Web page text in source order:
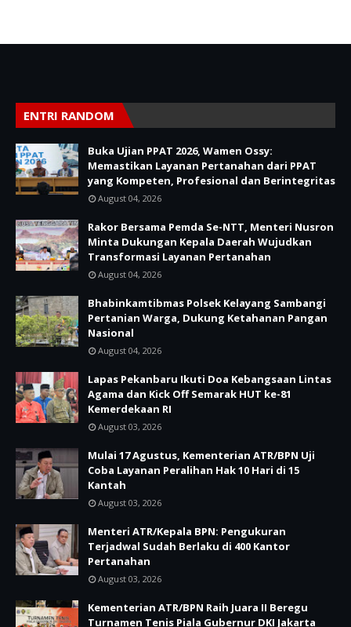
ENTRI RANDOM
Buka Ujian PPAT 2026, Wamen Ossy:
Memastikan Layanan Pertanahan dari PPAT
yang Kompeten, Profesional dan Berintegritas
August 04, 2026
Rakor Bersama Pemda Se-NTT, Menteri Nusron
Minta Dukungan Kepala Daerah Wujudkan
Transformasi Layanan Pertanahan
August 04, 2026
Bhabinkamtibmas Polsek Kelayang Sambangi
Pertanian Warga, Dukung Ketahanan Pangan
Nasional
August 04, 2026
Lapas Pekanbaru Ikuti Doa Kebangsaan Lintas
Agama dan Kick Off Semarak HUT ke-81
Kemerdekaan RI
August 03, 2026
Mulai 17 Agustus, Kementerian ATR/BPN Uji
Coba Layanan Peralihan Hak 10 Hari di 15
Kantah
August 03, 2026
Menteri ATR/Kepala BPN: Pengukuran
Terjadwal Sudah Berlaku di 400 Kantor
Pertanahan
August 03, 2026
Kementerian ATR/BPN Raih Juara II Beregu
Turnamen Tenis Piala Gubernur DKI Jakarta